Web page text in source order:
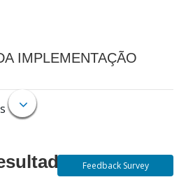
IMPLEMENTAÇÃO
Feedback Survey